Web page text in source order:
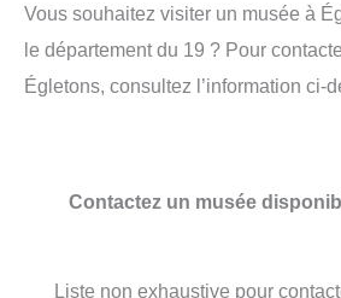
Vous souhaitez visiter un musée à
le département du 19 ? Pour
Égletons, consultez l’information ci-
Contactez un musée
Liste non exhaustive pour